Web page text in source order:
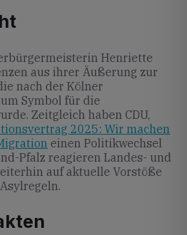
Henriette
aus ihrer Äußerung zur
nach der Kölner
Symbol für die
Zeitgleich haben CDU,
2025: Wir machen
einen Politikwechsel
Pfalz reagieren Landes- und
auf aktuelle Vorstöße